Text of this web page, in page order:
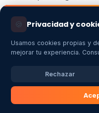
cualquier punto de
nuestros casos de éxito.
🍪 Privacidad y
Usamos cookies propias y
mejorar tu experiencia.
Rechazar